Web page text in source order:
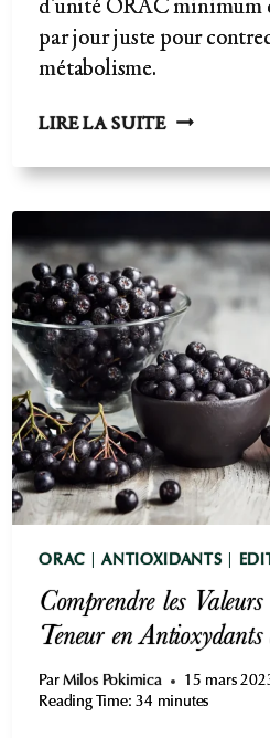
d'unité ORAC minimum
par jour juste pour
métabolisme.
LIRE LA SUITE
UNITÉS
ORAC
ORAC |ANTIOXIDANTS
Comprendre les
Teneur en
Par Milos Pokimica
15 mars
Reading Time: 34 minutes